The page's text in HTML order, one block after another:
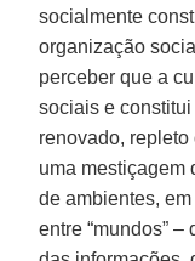
socialmente
organização
perceber que a
sociais e
renovado,
uma mestiçagem
de ambientes,
entre “mundos”